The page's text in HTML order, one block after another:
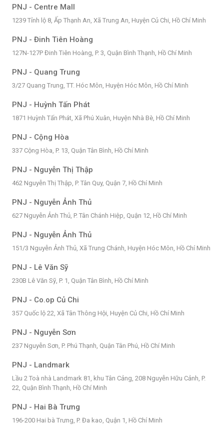
PNJ - Centre Mall
1239 Tỉnh lộ 8, Ấp Thạnh An, Xã Trung An, Huyện Củ Chi, Hồ Chí Minh
PNJ - Đinh Tiên Hoàng
127N-127P Đinh Tiên Hoàng, P. 3, Quận Bình Thạnh, Hồ Chí Minh
PNJ - Quang Trung
3/27 Quang Trung, TT. Hóc Môn, Huyện Hóc Môn, Hồ Chí Minh
PNJ - Huỳnh Tấn Phát
1871 Huỳnh Tấn Phát, Xã Phú Xuân, Huyện Nhà Bè, Hồ Chí Minh
PNJ - Cộng Hòa
337 Cộng Hòa, P. 13, Quận Tân Bình, Hồ Chí Minh
PNJ - Nguyễn Thị Thập
462 Nguyễn Thị Thập, P. Tân Quy, Quận 7, Hồ Chí Minh
PNJ - Nguyễn Ảnh Thủ
627 Nguyễn Ảnh Thủ, P. Tân Chánh Hiệp, Quận 12, Hồ Chí Minh
PNJ - Nguyễn Ảnh Thủ
151/3 Nguyễn Ảnh Thủ, Xã Trung Chánh, Huyện Hóc Môn, Hồ Chí Minh
PNJ - Lê Văn Sỹ
230B Lê Văn Sỹ, P. 1, Quận Tân Bình, Hồ Chí Minh
PNJ - Co.op Củ Chi
357 Quốc lộ 22, Xã Tân Thông Hội, Huyện Củ Chi, Hồ Chí Minh
PNJ - Nguyễn Sơn
237 Nguyễn Sơn, P. Phú Thạnh, Quận Tân Phú, Hồ Chí Minh
PNJ - Landmark
Lầu 2 Toà nhà Landmark 81, khu Tân Cảng, 208 Nguyễn Hữu Cảnh, P.
22, Quận Bình Thạnh, Hồ Chí Minh
PNJ - Hai Bà Trưng
196-200 Hai bà Trưng, P. Đa kao, Quận 1, Hồ Chí Minh